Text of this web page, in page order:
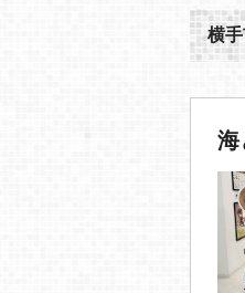
横
海